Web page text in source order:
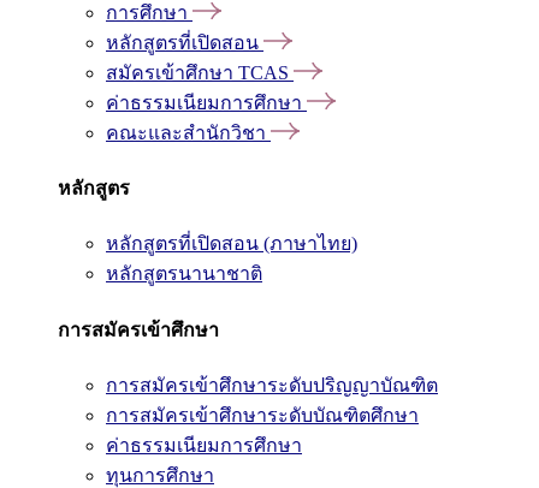
การศึกษา
หลักสูตรที่เปิดสอน
สมัครเข้าศึกษา TCAS
ค่าธรรมเนียมการศึกษา
คณะและสำนักวิชา
หลักสูตร
หลักสูตรที่เปิดสอน (ภาษาไทย)
หลักสูตรนานาชาติ
การสมัครเข้าศึกษา
การสมัครเข้าศึกษาระดับปริญญาบัณฑิต
การสมัครเข้าศึกษาระดับบัณฑิตศึกษา
ค่าธรรมเนียมการศึกษา
ทุนการศึกษา